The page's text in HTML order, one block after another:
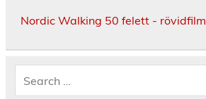
Nordic Walking 50 felett - rövidfilm